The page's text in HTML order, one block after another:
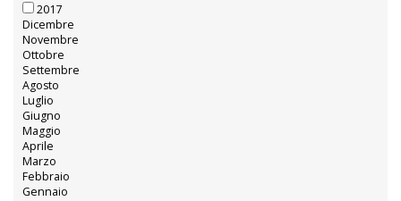
2017
Dicembre
Novembre
Ottobre
Settembre
Agosto
Luglio
Giugno
Maggio
Aprile
Marzo
Febbraio
Gennaio